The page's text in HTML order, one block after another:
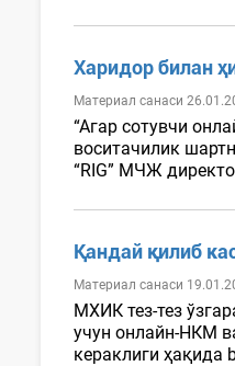
Харидор билан
Материал санаси
“Агар сотувчи
воситачилик
“RIG” МЧЖ
Қандай қилиб
Материал санаси
МХИК тез-тез
учун онлайн-НКМ
кераклиги ҳақида